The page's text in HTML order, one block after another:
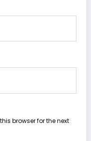
browser for the next